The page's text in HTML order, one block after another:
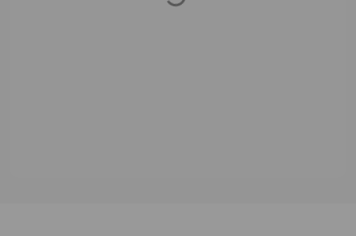
Loading...